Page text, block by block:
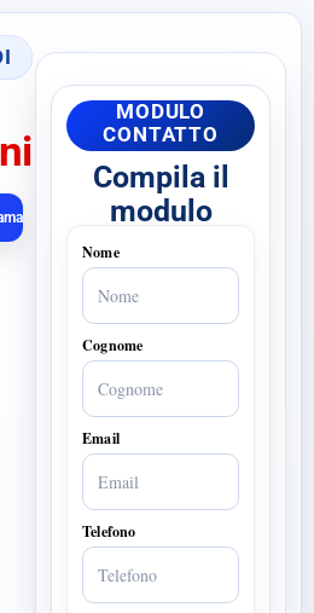
MODULO
CONTATTO
Compila il
modulo
Nome
Cognome
Email
Telefono